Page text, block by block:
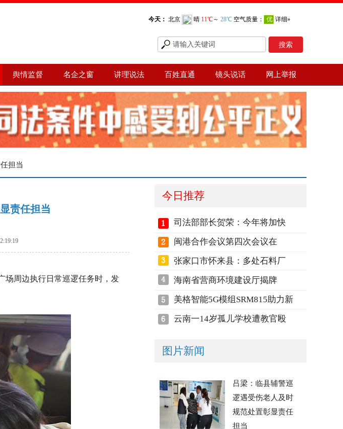
舆情监督 名企之窗 讲理说法 百姓直通 镜头说话 网上举报
担当
责任担当
周边执行日常巡逻任务时，发
今日推荐
司法部部长贺荣：今年将加快
闽港合作会议第四次会议在
张家口市怀来县：多处石料厂
海南省营商环境建设厅揭牌
美格智能5G模组SRM815助力新
云南一14岁孤儿学校遭教官殴
图片新闻
吕梁：临县辅警巡
逻遇受伤老人及时
规范处置彰显责任
担当